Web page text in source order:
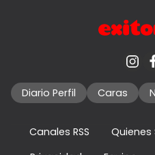
Diario Perfil Caras
Canales RSS Quienes